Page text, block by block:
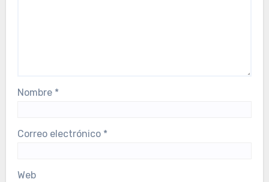
Nombre *
Correo electrónico *
Web